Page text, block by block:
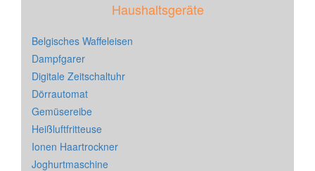
Haushaltsgeräte
Belgisches Waffeleisen
Dampfgarer
Digitale Zeitschaltuhr
Dörrautomat
Gemüsereibe
Heißluftfritteuse
Ionen Haartrockner
Joghurtmaschine